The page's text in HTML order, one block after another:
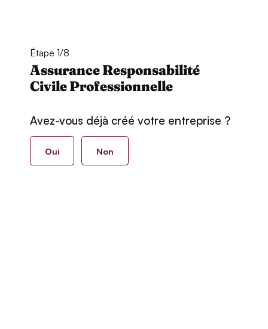
Étape 1/8
Assurance Responsabilité
Civile Professionnelle
Avez-vous déjà créé votre entreprise ?
Oui Non